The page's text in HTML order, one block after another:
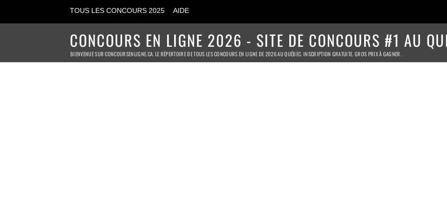
TOUS LES CONCOURS 2025 AIDE
CONCOURS EN LIGNE 2026 - SITE DE CONCOURS #1 AU
BIENVENUE SUR CONCOURSENLIGNE.CA. LE RÉPERTOIRE DE TOUS LES CONCOURS EN LIGNE DE 2026 AU QUÉBEC. INSCRIPTION GRATUITE. GROS PRIX À GAGNER.